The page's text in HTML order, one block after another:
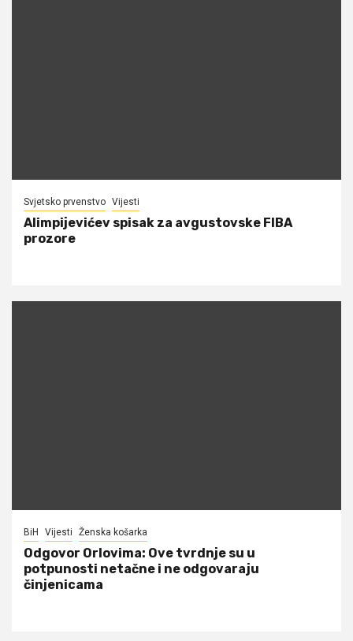
Svjetsko prvenstvo Vijesti
Alimpijevićev spisak za avgustovske FIBA
prozore
BiH Vijesti Ženska košarka
Odgovor Orlovima: ​Ove tvrdnje su u
potpunosti netačne i ne odgovaraju
činjenicama